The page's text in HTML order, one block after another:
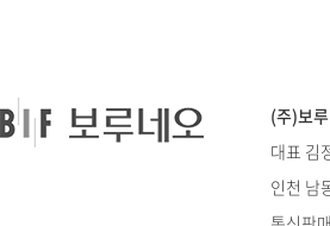
(주)보
대표 김
인천 남